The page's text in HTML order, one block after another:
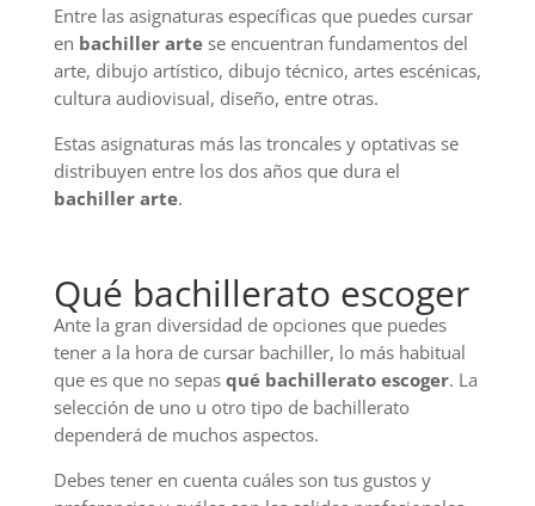
Entre las asignaturas específicas que puedes cursar
en bachiller artese encuentran fundamentos del
arte, dibujo artístico, dibujo técnico, artes escénicas,
cultura audiovisual, diseño, entre otras.
Estas asignaturas más las troncales y optativas se
distribuyen entre los dos años que dura el
bachiller arte.
Qué bachillerato escoger
Ante la gran diversidad de opciones que puedes
tener a la hora de cursar bachiller, lo más habitual
que es que no sepas qué bachillerato escoger. La
selección de uno u otro tipo de bachillerato
dependerá de muchos aspectos.
Debes tener en cuenta cuáles son tus gustos y